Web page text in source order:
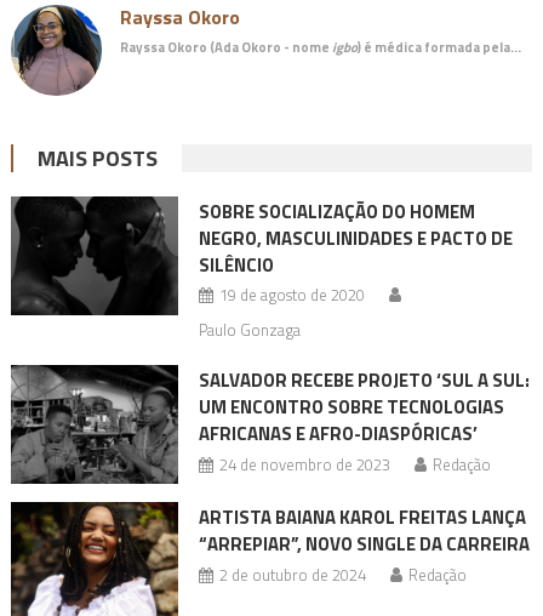
Rayssa Okoro
Rayssa Okoro (Ada Okoro - nome igbo) é médicaformada pela…
MAIS POSTS
SOBRE SOCIALIZAÇÃO DO HOMEM
NEGRO, MASCULINIDADES E PACTO DE
SILÊNCIO
19 de agosto de 2020
Paulo Gonzaga
SALVADOR RECEBE PROJETO ‘SUL A SUL:
UM ENCONTRO SOBRE TECNOLOGIAS
AFRICANAS E AFRO-DIASPÓRICAS’
24 de novembro de 2023 Redação
ARTISTA BAIANA KAROL FREITAS LANÇA
“ARREPIAR”, NOVO SINGLE DA CARREIRA
2 de outubro de 2024 Redação